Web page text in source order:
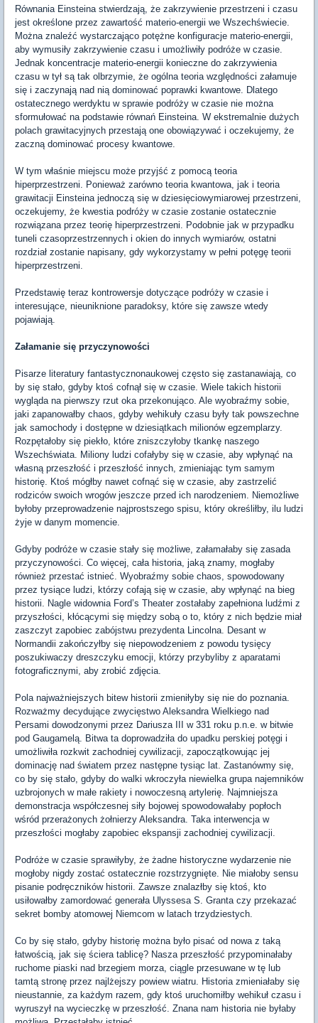
Równania Einsteina stwierdzają, że zakrzywienie przestrzeni i czasu
jest określone przez zawartość materio-energii we Wszechświecie.
Można znaleźć wystarczająco potężne konfiguracje materio-energii,
aby wymusiły zakrzywienie czasu i umożliwiły podróże w czasie.
Jednak koncentracje materio-energii konieczne do zakrzywienia
czasu w tył są tak olbrzymie, że ogólna teoria względności załamuje
się i zaczynają nad nią dominować poprawki kwantowe. Dlatego
ostatecznego werdyktu w sprawie podróży w czasie nie można
sformułować na podstawie równań Einsteina. W ekstremalnie dużych
polach grawitacyjnych przestają one obowiązywać i oczekujemy, że
zaczną dominować procesy kwantowe.
W tym właśnie miejscu może przyjść z pomocą teoria
hiperprzestrzeni. Ponieważ zarówno teoria kwantowa, jak i teoria
grawitacji Einsteina jednoczą się w dziesięciowymiarowej przestrzeni,
oczekujemy, że kwestia podróży w czasie zostanie ostatecznie
rozwiązana przez teorię hiperprzestrzeni. Podobnie jak w przypadku
tuneli czasoprzestrzennych i okien do innych wymiarów, ostatni
rozdział zostanie napisany, gdy wykorzystamy w pełni potęgę teorii
hiperprzestrzeni.
Przedstawię teraz kontrowersje dotyczące podróży w czasie i
interesujące, nieuniknione paradoksy, które się zawsze wtedy
pojawiają.
Załamanie się przyczynowości
Pisarze literatury fantastycznonaukowej często się zastanawiają, co
by się stało, gdyby ktoś cofnął się w czasie. Wiele takich historii
wygląda na pierwszy rzut oka przekonująco. Ale wyobraźmy sobie,
jaki zapanowałby chaos, gdyby wehikuły czasu były tak powszechne
jak samochody i dostępne w dziesiątkach milionów egzemplarzy.
Rozpętałoby się piekło, które zniszczyłoby tkankę naszego
Wszechświata. Miliony ludzi cofałyby się w czasie, aby wpłynąć na
własną przeszłość i przeszłość innych, zmieniając tym samym
historię. Ktoś mógłby nawet cofnąć się w czasie, aby zastrzelić
rodziców swoich wrogów jeszcze przed ich narodzeniem. Niemożliwe
byłoby przeprowadzenie najprostszego spisu, który określiłby, ilu ludzi
żyje w danym momencie.
Gdyby podróże w czasie stały się możliwe, załamałaby się zasada
przyczynowości. Co więcej, cała historia, jaką znamy, mogłaby
również przestać istnieć. Wyobraźmy sobie chaos, spowodowany
przez tysiące ludzi, którzy cofają się w czasie, aby wpłynąć na bieg
historii. Nagle widownia Ford’s Theater zostałaby zapełniona ludźmi z
przyszłości, kłócącymi się między sobą o to, który z nich będzie miał
zaszczyt zapobiec zabójstwu prezydenta Lincolna. Desant w
Normandii zakończyłby się niepowodzeniem z powodu tysięcy
poszukiwaczy dreszczyku emocji, którzy przybyliby z aparatami
fotograficznymi, aby zrobić zdjęcia.
Pola najważniejszych bitew historii zmieniłyby się nie do poznania.
Rozważmy decydujące zwycięstwo Aleksandra Wielkiego nad
Persami dowodzonymi przez Dariusza III w 331 roku p.n.e. w bitwie
pod Gaugamelą. Bitwa ta doprowadziła do upadku perskiej potęgi i
umożliwiła rozkwit zachodniej cywilizacji, zapoczątkowując jej
dominację nad światem przez następne tysiąc lat. Zastanówmy się,
co by się stało, gdyby do walki wkroczyła niewielka grupa najemników
uzbrojonych w małe rakiety i nowoczesną artylerię. Najmniejsza
demonstracja współczesnej siły bojowej spowodowałaby popłoch
wśród przerażonych żołnierzy Aleksandra. Taka interwencja w
przeszłości mogłaby zapobiec ekspansji zachodniej cywilizacji.
Podróże w czasie sprawiłyby, że żadne historyczne wydarzenie nie
mogłoby nigdy zostać ostatecznie rozstrzygnięte. Nie miałoby sensu
pisanie podręczników historii. Zawsze znalazłby się ktoś, kto
usiłowałby zamordować generała Ulyssesa S. Granta czy przekazać
sekret bomby atomowej Niemcom w latach trzydziestych.
Co by się stało, gdyby historię można było pisać od nowa z taką
łatwością, jak się ściera tablicę? Nasza przeszłość przypominałaby
ruchome piaski nad brzegiem morza, ciągle przesuwane w tę lub
tamtą stronę przez najlżejszy powiew wiatru. Historia zmieniałaby się
nieustannie, za każdym razem, gdy ktoś uruchomiłby wehikuł czasu i
wyruszył na wycieczkę w przeszłość. Znana nam historia nie byłaby